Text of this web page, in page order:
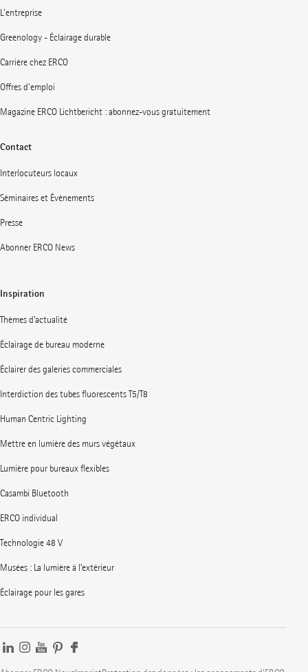
L'entreprise
Greenology - Éclairage durable
Carrière chez ERCO
Offres d'emploi
Magazine ERCO Lichtbericht : abonnez-vous gratuitement
Contact
Interlocuteurs locaux
Séminaires et Événements
Presse
Abonner ERCO News
Inspiration
Thèmes d’actualité
Éclairage de bureau moderne
Éclairer des galeries commerciales
Interdiction des tubes fluorescents T5/T8
Human Centric Lighting
Mettre en lumière des murs végétaux
Lumière pour bureaux flexibles
Casambi Bluetooth
ERCO individual
Technologie 48 V
Musées : La lumière à l’extérieur
Éclairage pour les gares